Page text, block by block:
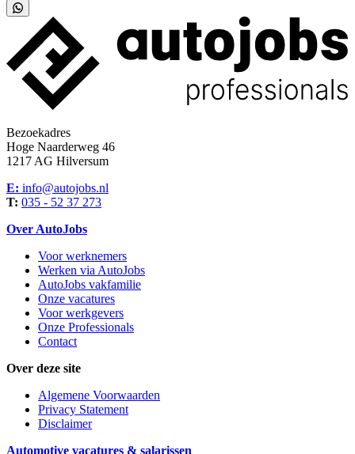
Bezoekadres
Hoge Naarderweg 46
1217 AG Hilversum
E: info@autojobs.nl
T: 035 - 52 37 273
Over AutoJobs
Voor werknemers
Werken via AutoJobs
AutoJobs vakfamilie
Onze vacatures
Voor werkgevers
Onze Professionals
Contact
Over deze site
Algemene Voorwaarden
Privacy Statement
Disclaimer
Automotive vacatures & salarissen